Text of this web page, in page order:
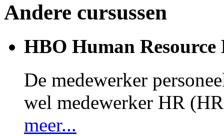
Andere cursussen
HBO Human Resource
De medewerker
wel medewerker HR
meer...